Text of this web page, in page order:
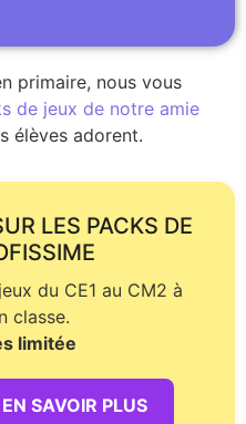
primaire, nous vous
de jeux de notre amie
élèves adorent.
LES PACKS DE
du CE1 au CM2 à
classe.
limitée
SAVOIR PLUS